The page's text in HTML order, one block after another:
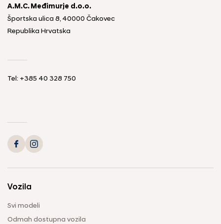
A.M.C. Međimurje d.o.o.
Športska ulica 8, 40000 Čakovec
Republika Hrvatska
Tel: +385 40 328 750
Vozila
Svi modeli
Odmah dostupna vozila